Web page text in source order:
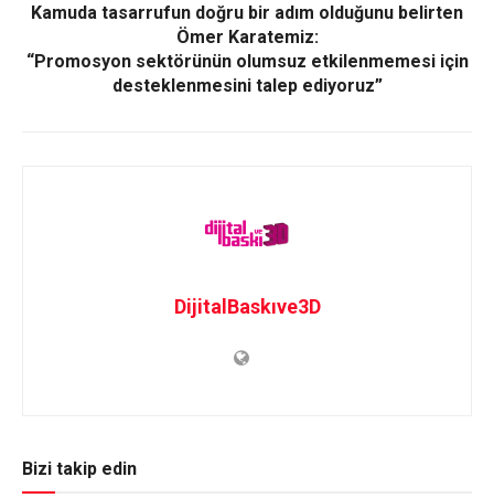
Kamuda tasarrufun doğru bir adım olduğunu belirten
Ömer Karatemiz:
“Promosyon sektörünün olumsuz etkilenmemesi için
desteklenmesini talep ediyoruz”
DijitalBaskıve3D
Bizi takip edin